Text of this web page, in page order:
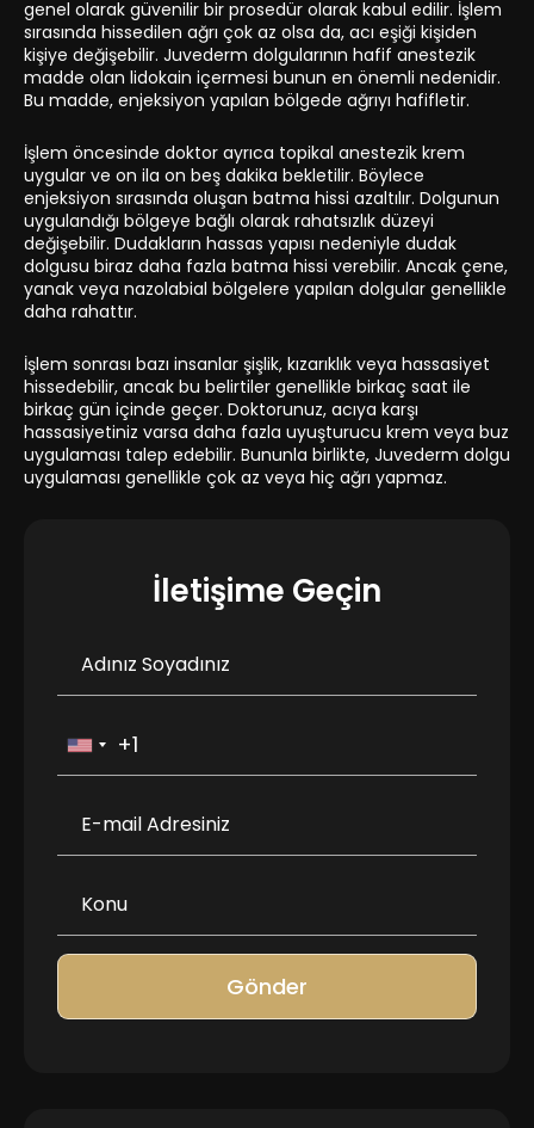
genel olarak güvenilir bir prosedür olarak kabul edilir. İşlem
sırasında hissedilen ağrı çok az olsa da, acı eşiği kişiden
kişiye değişebilir. Juvederm dolgularının hafif anestezik
madde olan lidokain içermesi bunun en önemli nedenidir.
Bu madde, enjeksiyon yapılan bölgede ağrıyı hafifletir.
İşlem öncesinde doktor ayrıca topikal anestezik krem
uygular ve on ila on beş dakika bekletilir. Böylece
enjeksiyon sırasında oluşan batma hissi azaltılır. Dolgunun
uygulandığı bölgeye bağlı olarak rahatsızlık düzeyi
değişebilir. Dudakların hassas yapısı nedeniyle dudak
dolgusu biraz daha fazla batma hissi verebilir. Ancak çene,
yanak veya nazolabial bölgelere yapılan dolgular genellikle
daha rahattır.
İşlem sonrası bazı insanlar şişlik, kızarıklık veya hassasiyet
hissedebilir, ancak bu belirtiler genellikle birkaç saat ile
birkaç gün içinde geçer. Doktorunuz, acıya karşı
hassasiyetiniz varsa daha fazla uyuşturucu krem veya buz
uygulaması talep edebilir. Bununla birlikte, Juvederm dolgu
uygulaması genellikle çok az veya hiç ağrı yapmaz.
İletişime Geçin
Gönder